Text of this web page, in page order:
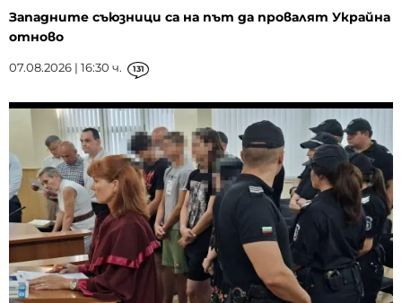
Западните съюзници са на път да провалят Украйна
отново
07.08.2026 | 16:30 ч. 131